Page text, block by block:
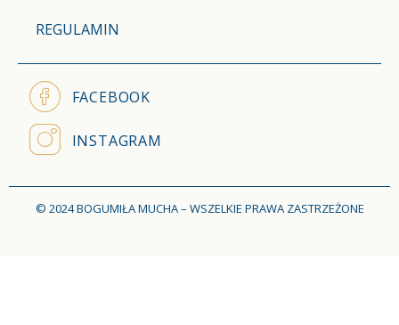
REGULAMIN
FACEBOOK
INSTAGRAM
© 2024 BOGUMIŁA MUCHA – WSZELKIE PRAWA ZASTRZEŻONE